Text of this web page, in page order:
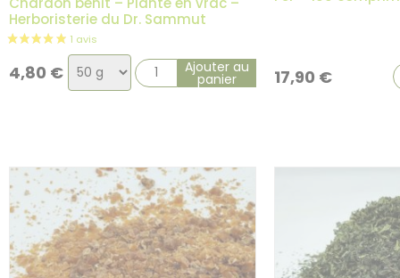
Herboristerie du Dr. Sammut
4,80 € Choix
de
Ajouter au
panier 17,90 €